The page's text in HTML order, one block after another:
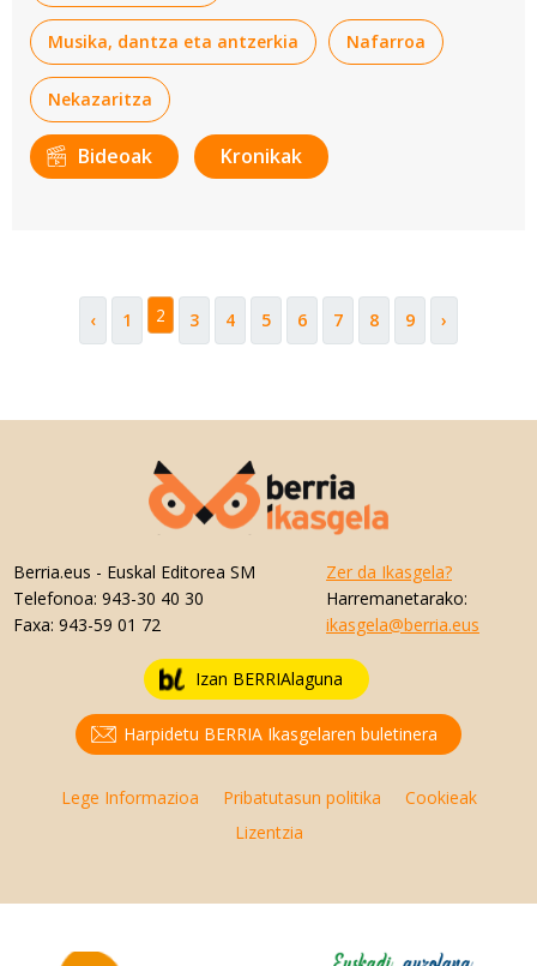
Musika, dantza eta antzerkia Nafarroa
Nekazaritza
Bideoak Kronikak
‹ 1 2 3 4 5 6 7 8 9 ›
Berria.eus - Euskal Editorea SM
Telefonoa: 943-30 40 30
Faxa: 943-59 01 72
Zer da Ikasgela?
Harremanetarako:
ikasgela@berria.eus
Izan BERRIAlaguna
Harpidetu BERRIA Ikasgelaren buletinera
Lege Informazioa Pribatutasun politika
Cookieak
Lizentzia